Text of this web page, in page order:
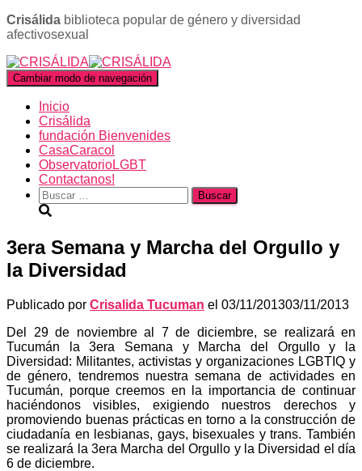
Crisálida biblioteca popular de género y diversidad
afectivosexual
Cambiar modo de navegación
Inicio
Crisálida
fundación Bienvenides
CasaCaracol
ObservatorioLGBT
Contactanos!
Buscar:
3era Semana y Marcha del Orgullo y
la Diversidad
Publicado por Crisalida Tucuman el 03/11/201303/11/2013
Del 29 de noviembre al 7 de diciembre, se realizará en
Tucumán la 3era Semana y Marcha del Orgullo y la
Diversidad: Militantes, activistas y organizaciones LGBTIQ y
de género, tendremos nuestra semana de actividades en
Tucumán, porque creemos en la importancia de continuar
haciéndonos visibles, exigiendo nuestros derechos y
promoviendo buenas prácticas en torno a la construcción de
ciudadanía en lesbianas, gays, bisexuales y trans. También
se realizará la 3era Marcha del Orgullo y la Diversidad el día
6 de diciembre.